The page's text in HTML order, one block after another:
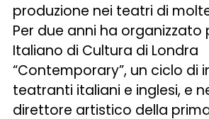
produzione nei teatri di
Per due anni ha organizzato
Italiano di Cultura di Londra
“Contemporary”, un ciclo di
teatranti italiani e inglesi, e
direttore artistico della